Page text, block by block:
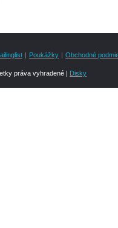
| Poukážky | Obchodné
práva vyhradené | Disky